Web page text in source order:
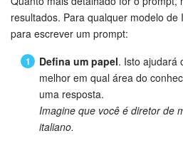
CRM
Agendamento on-line
CoPilot - IA no Bitrix24
Contact Center
resultados. Para qualquer modelo
para escrever um prompt:
Defina um papel. Isto ajudará
melhor em qual área do
uma resposta.
Imagine que você é diretor de
italiano.